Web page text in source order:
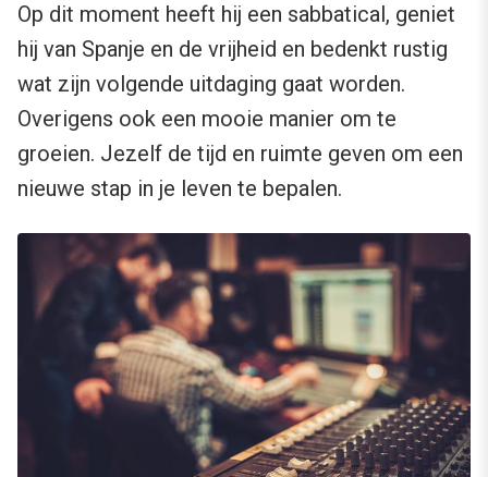
Op dit moment heeft hij een sabbatical, geniet
hij van Spanje en de vrijheid en bedenkt rustig
wat zijn volgende uitdaging gaat worden.
Overigens ook een mooie manier om te
groeien. Jezelf de tijd en ruimte geven om een
nieuwe stap in je leven te bepalen.